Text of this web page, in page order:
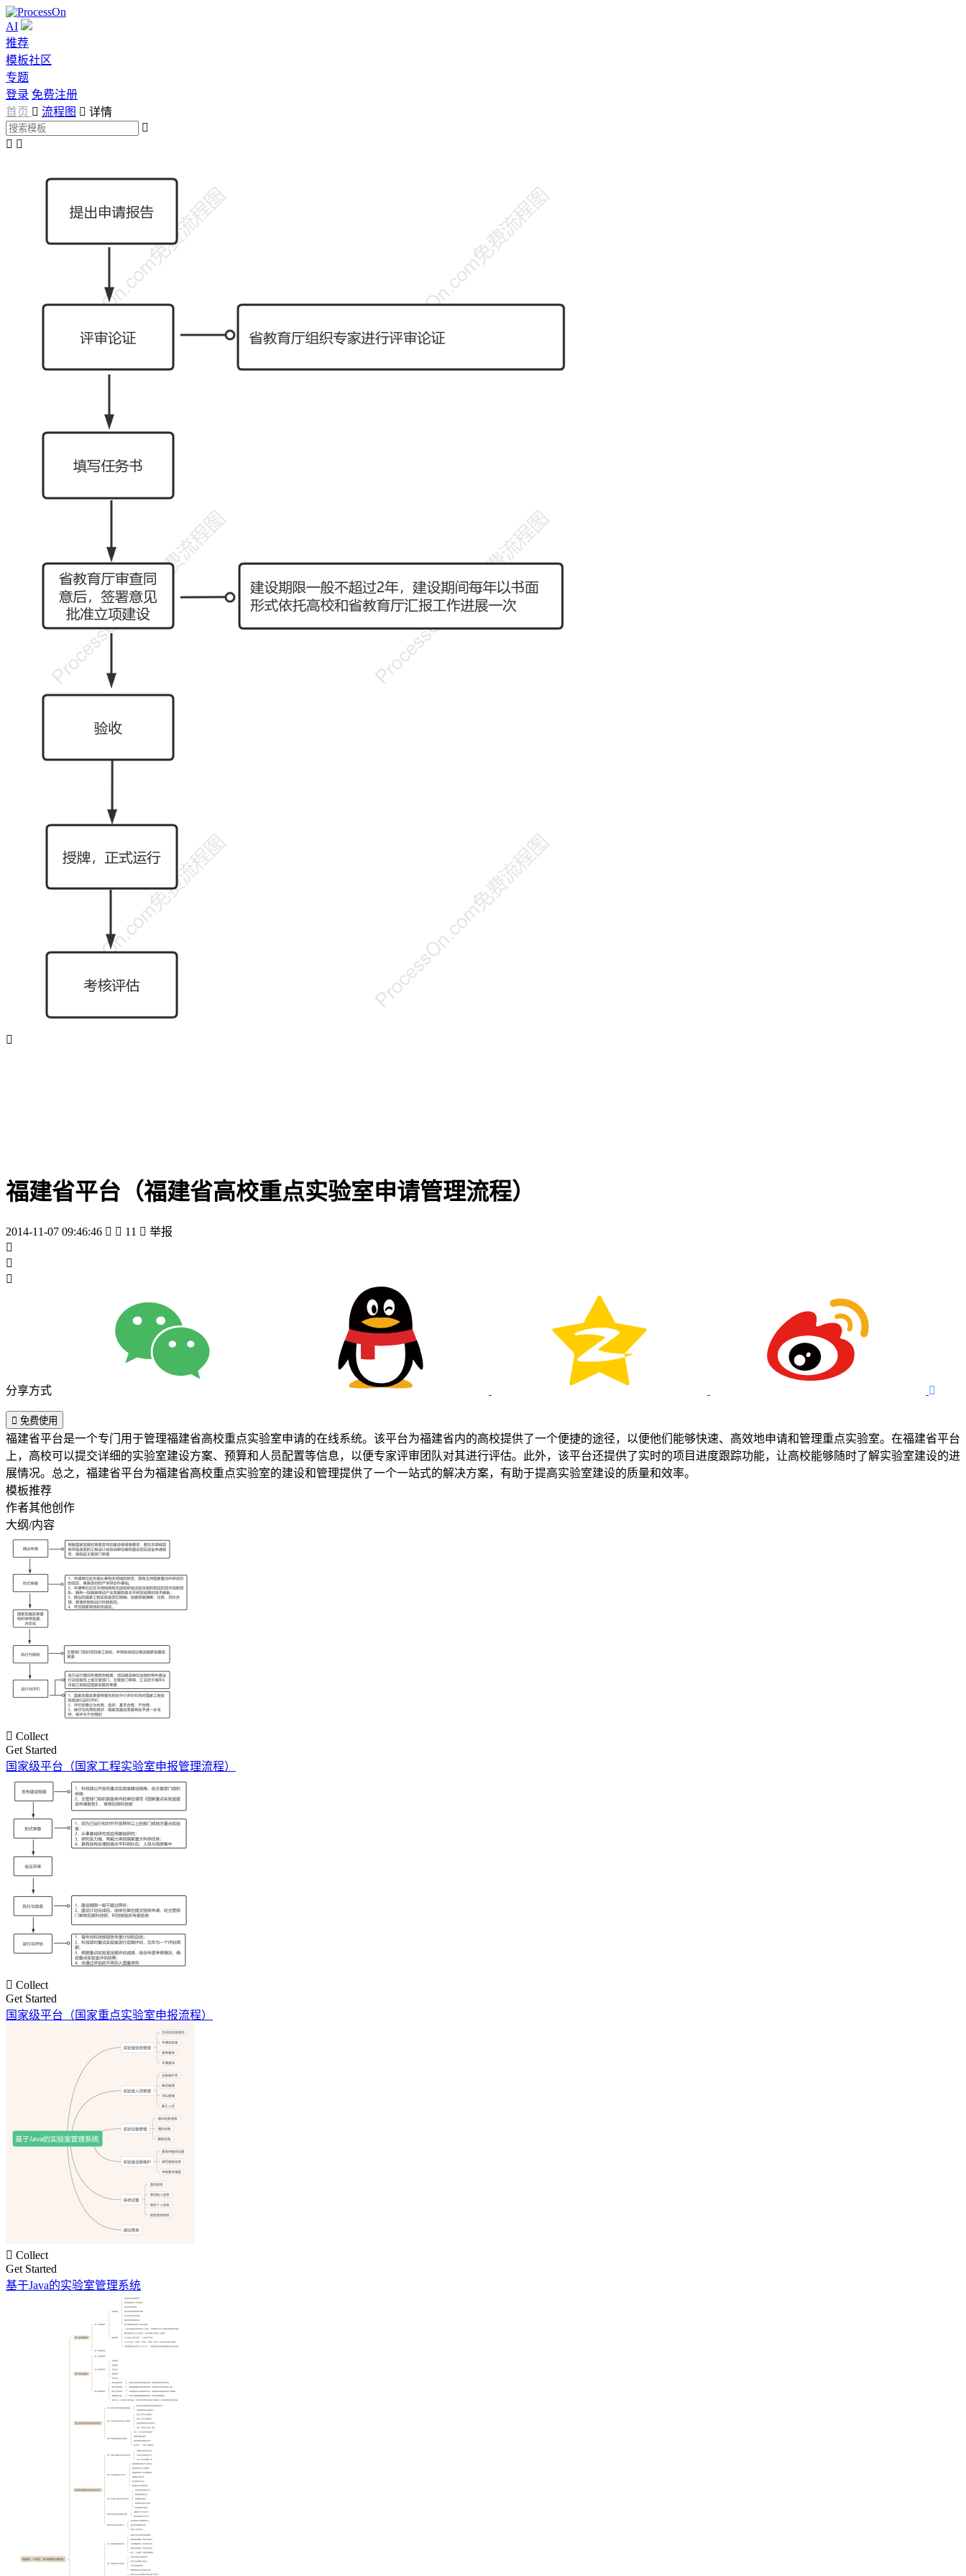
AI
推荐
模板社区
专题
登录 免费注册
首页  流程图  详情

 

福建省平台（福建省高校重点实验室申请管理流程）
2014-11-07 09:46:46   11  举报



分享方式 
 免费使用
福建省平台是一个专门用于管理福建省高校重点实验室申请的在线系统。该平台为福建省内的高校提供了一个便捷的途径，以便他们能够快速、高效地申请和管理重点实验室。在福建省平台
上，高校可以提交详细的实验室建设方案、预算和人员配置等信息，以便专家评审团队对其进行评估。此外，该平台还提供了实时的项目进度跟踪功能，让高校能够随时了解实验室建设的进
展情况。总之，福建省平台为福建省高校重点实验室的建设和管理提供了一个一站式的解决方案，有助于提高实验室建设的质量和效率。
模板推荐
作者其他创作
大纲/内容
 Collect
Get Started
国家级平台（国家工程实验室申报管理流程）
 Collect
Get Started
国家级平台（国家重点实验室申报流程）
 Collect
Get Started
基于Java的实验室管理系统